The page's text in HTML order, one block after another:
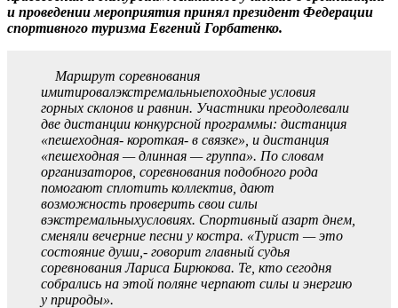
и проведении мероприятия принял президент Федерации
спортивного туризма Евгений Горбатенко.
Маршрут соревнования
имитировалэкстремальныепоходные условия
горных склонов и равнин. Участники преодолевали
две дистанции конкурсной программы: дистанция
«пешеходная- короткая- в связке», и дистанция
«пешеходная — длинная — группа». По словам
организаторов, соревнования подобного рода
помогают сплотить коллектив, дают
возможность проверить свои силы
вэкстремальныхусловиях. Спортивный азарт днем,
сменяли вечерние песни у костра. «Турист — это
состояние души,- говорит главный судья
соревнования Лариса Бирюкова. Те, кто сегодня
собрались на этой поляне черпают силы и энергию
у природы».